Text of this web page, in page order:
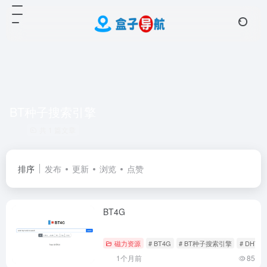
排序 发布 更新 浏览 点赞
BT4G
磁力资源 # BT4G # BT种子搜索引擎 # DHT搜
1个月前 85